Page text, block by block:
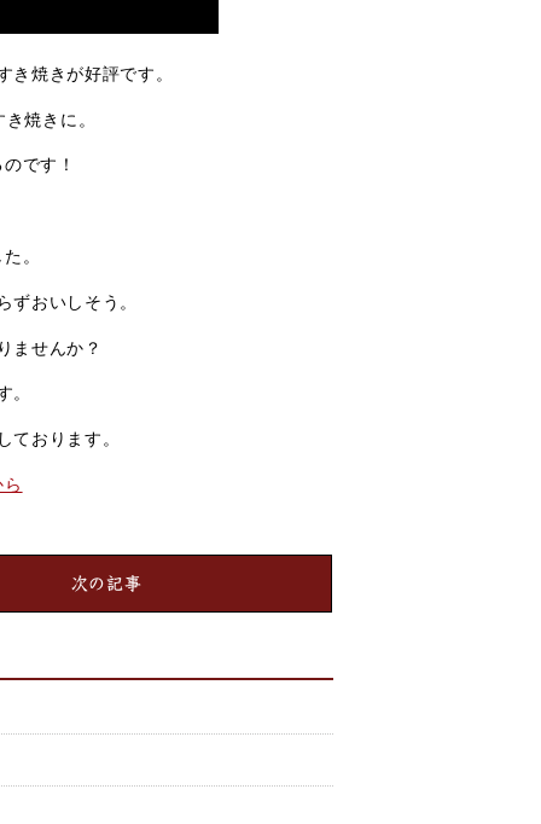
焼きが好評です。
焼きに。
です！
。
ずおいしそう。
ませんか？
。
ております。
次の記事